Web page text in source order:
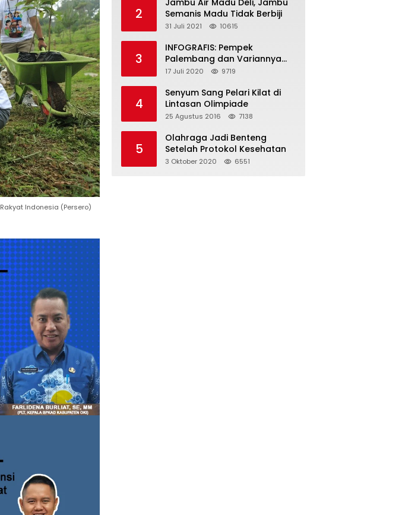
Indonesia (Persero)
2
Jambu Air Madu Deli, Jambu
Semanis Madu Tidak Berbiji
31 Juli 2021 10615
3
INFOGRAFIS: Pempek
Palembang dan Variannya
yang Melegenda
17 Juli 2020 9719
4
Senyum Sang Pelari Kilat di
Lintasan Olimpiade
25 Agustus 2016 7138
5
Olahraga Jadi Benteng
Setelah Protokol Kesehatan
3 Oktober 2020 6551